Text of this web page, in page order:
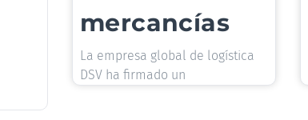
mercancías
La empresa global de logística
DSV ha firmado un